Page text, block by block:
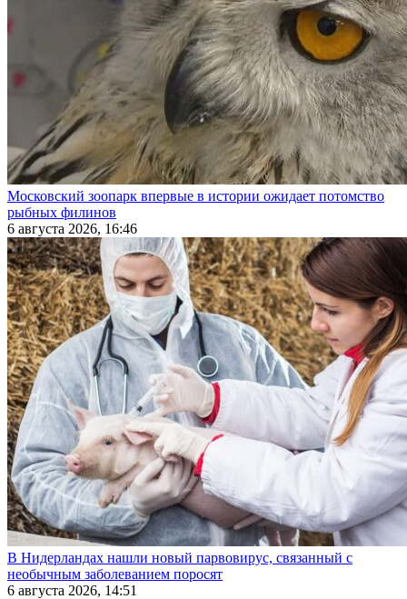
Московский зоопарк впервые в истории ожидает потомство
рыбных филинов
6 августа 2026, 16:46
В Нидерландах нашли новый парвовирус, связанный с
необычным заболеванием поросят
6 августа 2026, 14:51